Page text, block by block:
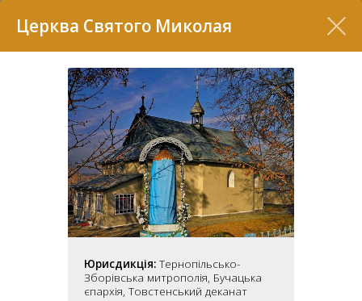
Церква Святого Миколая
Юрисдикція: Тернопільсько-
Зборівська митрополія, Бучацька
єпархія, Товстенський деканат
37
7
2
Перелік